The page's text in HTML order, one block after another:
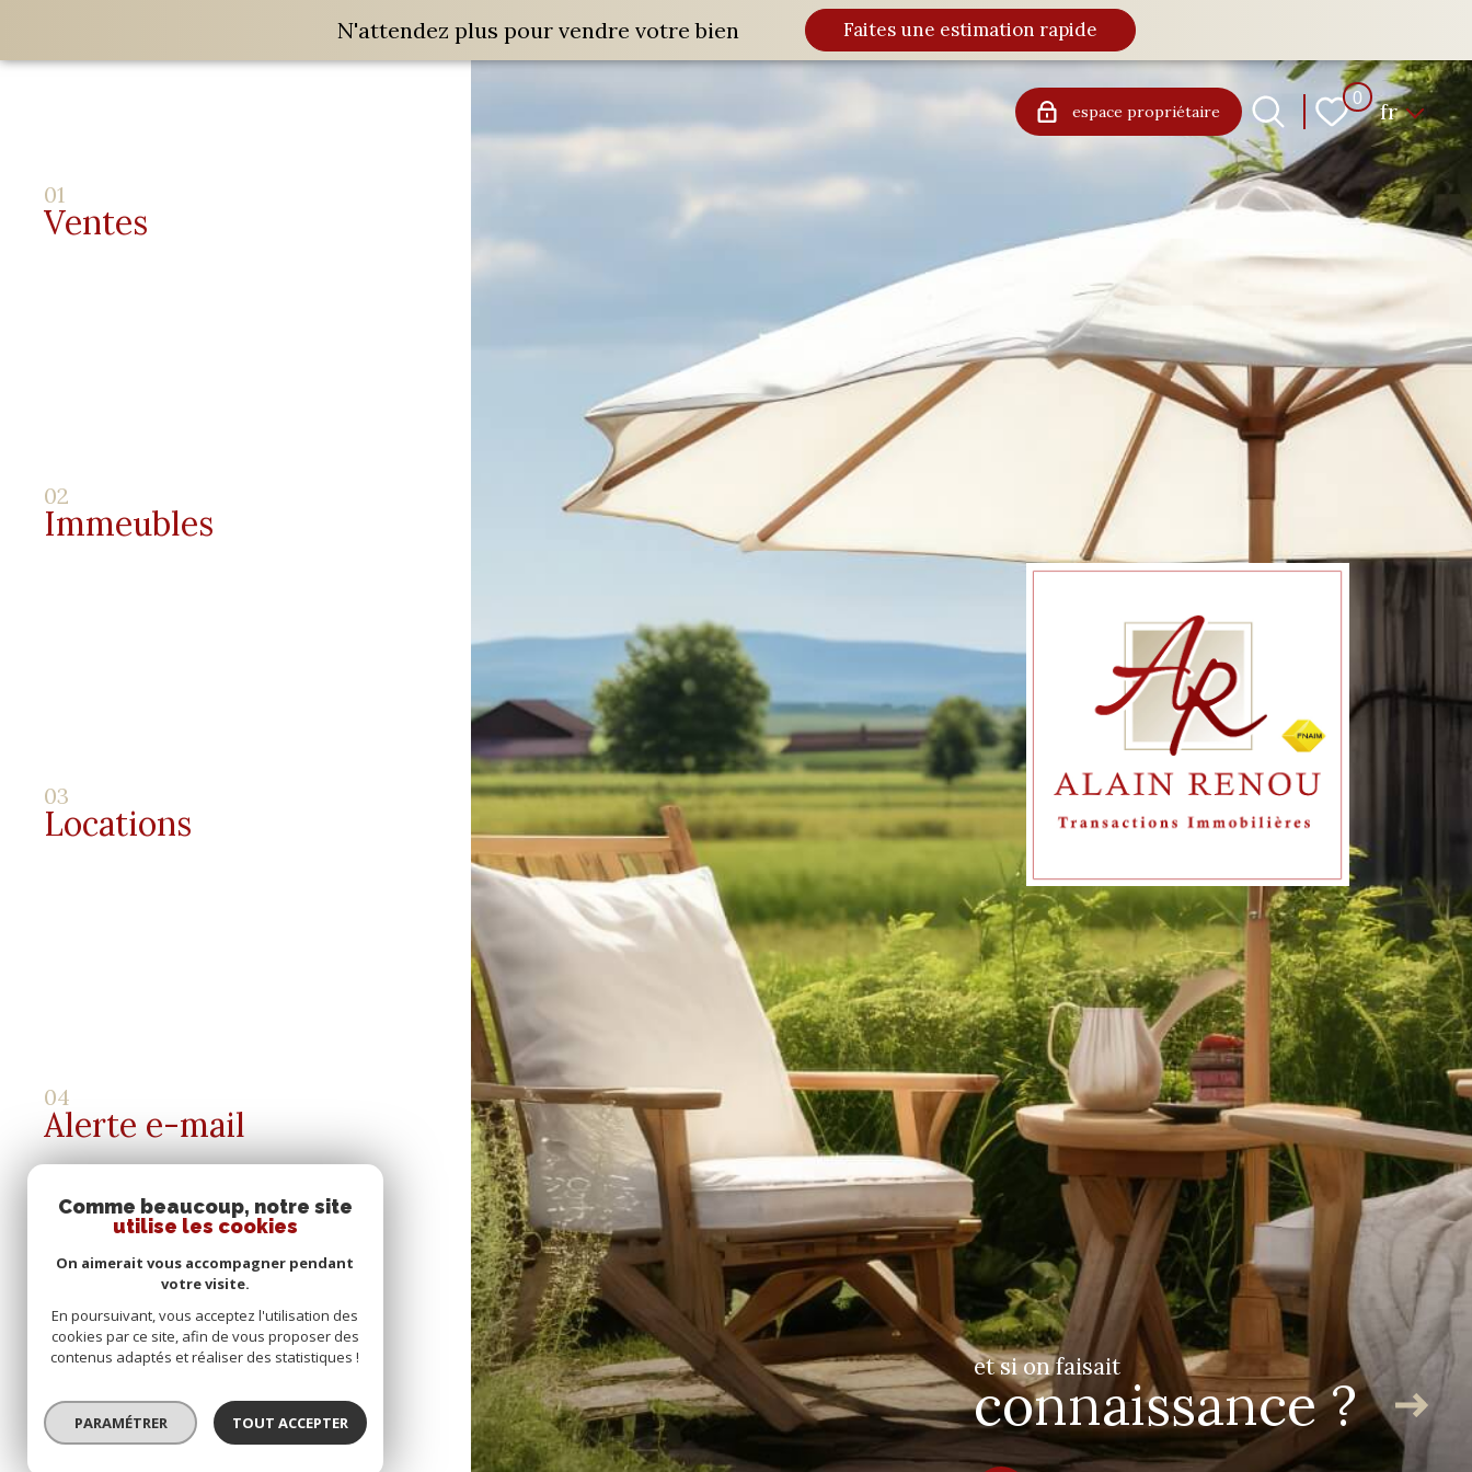
N'attendez plus pour vendre votre bien Faites une estimation rapide
espace propriétaire
0 Langue
fr
et si on faisait
connaissance ?
01
Ventes
02
Immeubles
03
Locations
04
Alerte e-mail
05
Contact
Se connecter
espace propriétaire
Vous êtes vendeur ?
estimez votre bien dès à présent
Adhérents
Traduction powered by Google Nos honoraires Admin Politique RGPD Cookies
Comme beaucoup, notre site
utilise les cookies
On aimerait vous accompagner pendant
votre visite.
En poursuivant, vous acceptez l'utilisation des
cookies par ce site, afin de vous proposer des
contenus adaptés et réaliser des statistiques !
PARAMÉTRER TOUT ACCEPTER